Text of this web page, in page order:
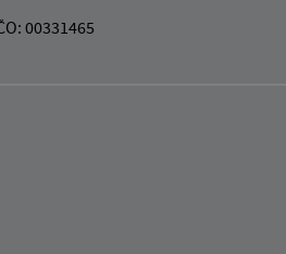
00331465